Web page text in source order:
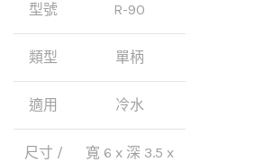
型號 R-90
類型 單柄
適用 冷水
尺寸 /
寬 6 x 深 3.5 x